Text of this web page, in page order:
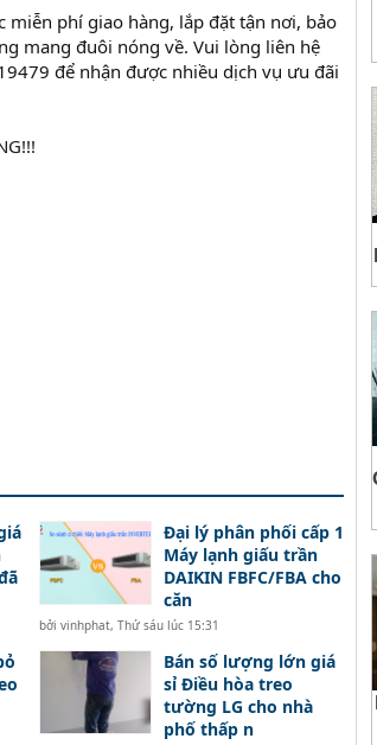
miễn phí giao hàng, lắp đặt tận nơi, bảo
mang đuôi nóng về. Vui lòng liên hệ
để nhận được nhiều dịch vụ ưu đãi
Đại lý phân phối cấp 1
Máy lạnh giấu trần
DAIKIN FBFC/FBA cho
căn
bởi vinhphat, Thứ sáu lúc 15:31
Bán số lượng lớn giá
sỉ Điều hòa treo
tường LG cho nhà
phố thấp n